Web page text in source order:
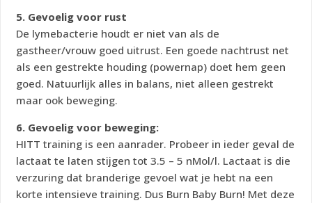
5. Gevoelig voor rust
De lymebacterie houdt er niet van als de
gastheer/vrouw goed uitrust. Een goede nachtrust net
als een gestrekte houding (powernap) doet hem geen
goed. Natuurlijk alles in balans, niet alleen gestrekt
maar ook beweging.
6. Gevoelig voor beweging:
HITT training is een aanrader. Probeer in ieder geval de
lactaat te laten stijgen tot 3.5 – 5 nMol/l. Lactaat is die
verzuring dat branderige gevoel wat je hebt na een
korte intensieve training. Dus Burn Baby Burn! Met deze